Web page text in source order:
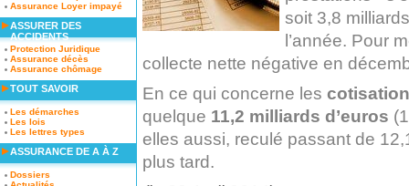
soit 3,8
l’année. Pour
collecte nette négative en
En ce qui concerne les
quelque 11,2 milliards d’euros
elles aussi, reculé passant de
plus tard.
Assurance Loyer impayé
ASSURER DES
ACCIDENTS
Protection Juridique
Assurance décès
Assurance chômage
TOUT SAVOIR
Les démarches
Les lois
Les lettres types
ASSURANCE DE A À Z
Dossiers